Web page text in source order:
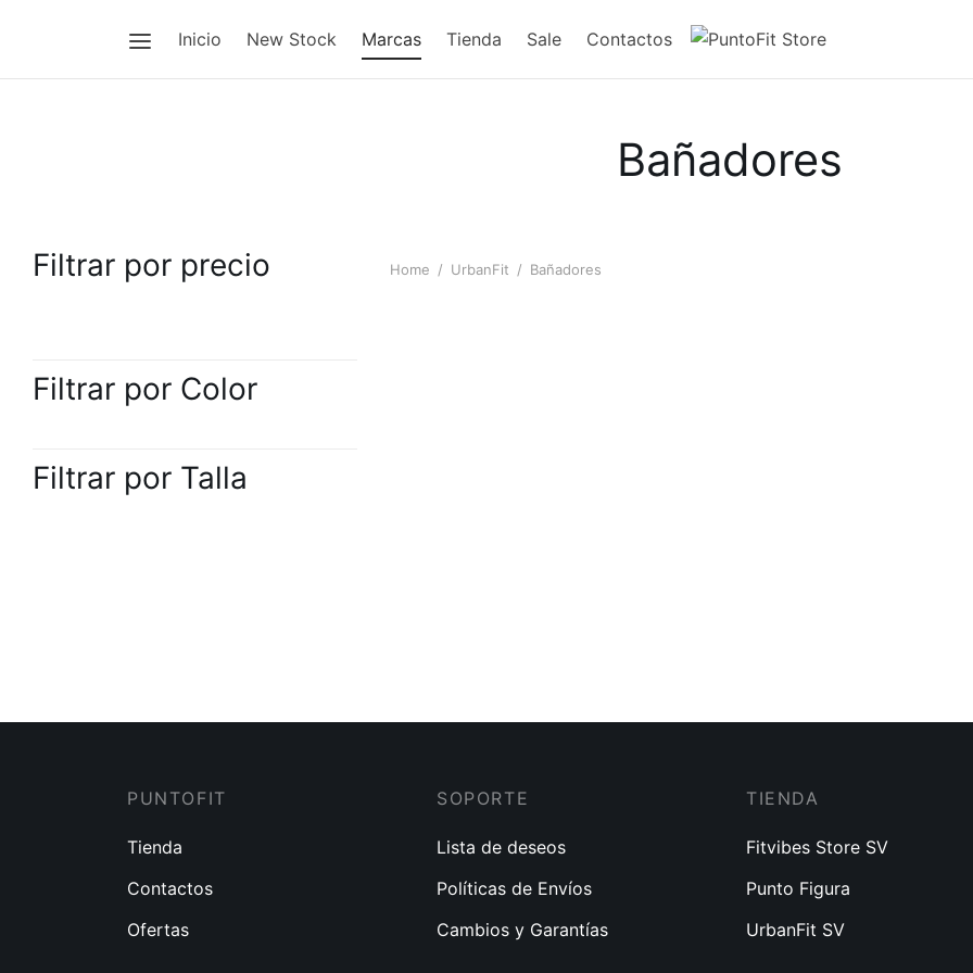
Inicio New Stock Marcas Tienda Sale Contactos
Bañadores
Filtrar por precio
Filtrar por Color
Filtrar por Talla
Home / UrbanFit / Bañadores
PUNTOFIT
Tienda
Contactos
Ofertas
SOPORTE
Lista de deseos
Políticas de Envíos
Cambios y Garantías
TIENDA
Fitvibes Store SV
Punto Figura
UrbanFit SV